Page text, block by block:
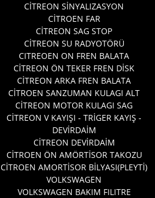
CİTREON SİNYALIZASYON
CİTROEN FAR
CİTREON SAG STOP
CİTREON SU RADYOTÖRÜ
CITREOEN ON FREN BALATA
CİTREON ÖN TEKER FREN DİSK
CİTREON ARKA FREN BALATA
CİTROEN SANZUMAN KULAGI ALT
CİTREON MOTOR KULAGI SAG
CİTREON V KAYIŞI - TRİGER KAYIŞ -
DEVİRDAİM
CİTREON DEVİRDAİM
CİTROEN ÖN AMÖRTİSOR TAKOZU
CİTROEN AMORTİSOR BİLYASI(PLEYTİ)
VOLKSWAGEN
VOLKSWAGEN BAKIM FILITRE